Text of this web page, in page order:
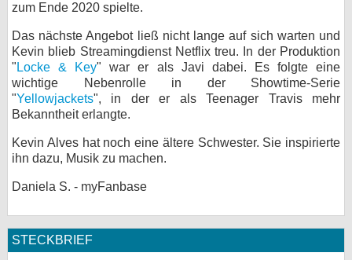
zum Ende 2020 spielte.
Das nächste Angebot ließ nicht lange auf sich warten und
Kevin blieb Streamingdienst Netflix treu. In der Produktion
" Locke & Key" war er als Javi dabei. Es folgte eine
wichtige Nebenrolle in der Showtime-Serie
"Yellowjackets", in der er als Teenager Travis mehr
Bekanntheit erlangte.
Kevin Alves hat noch eine ältere Schwester. Sie inspirierte
ihn dazu, Musik zu machen.
Daniela S. - myFanbase
STECKBRIEF
Datenschutz
Cookie-Einstellungen
Desktop-Ansicht
myFanbase